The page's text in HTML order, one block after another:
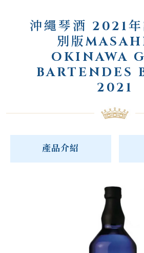
沖繩琴酒 2021年
別版
OKINAWA
BARTENDES
2021
產品介紹